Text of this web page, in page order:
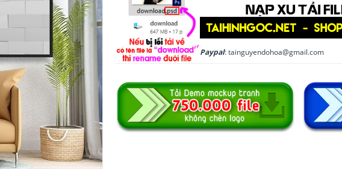
Paypal: tainguyendohoa@gmail.com